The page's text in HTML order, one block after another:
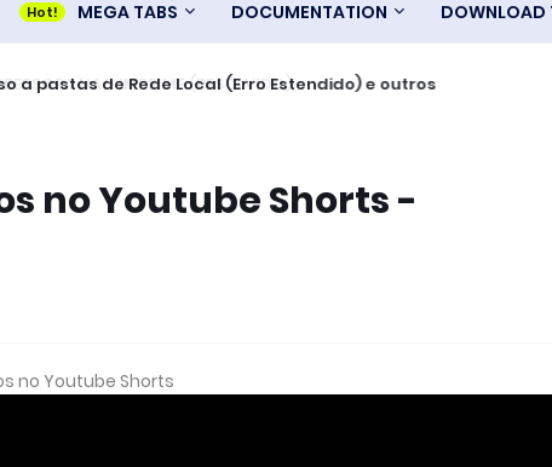
MEGA TABS DOCUMENTATION DOWNLOAD
a pastas de Rede Local (Erro Estendido) e outros
no Youtube Shorts -
no Youtube Shorts